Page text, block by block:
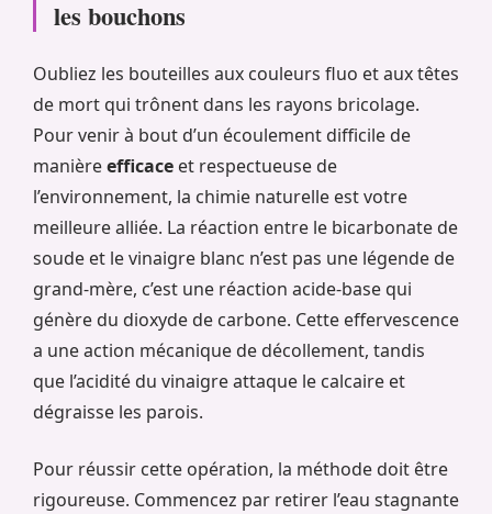
les bouchons
Oubliez les bouteilles aux couleurs fluo et aux têtes
de mort qui trônent dans les rayons bricolage.
Pour venir à bout d’un écoulement difficile de
manièreefficace et respectueuse de
l’environnement, la chimie naturelle est votre
meilleure alliée. La réaction entre le bicarbonate de
soude et le vinaigre blanc n’est pas une légende de
grand-mère, c’est une réaction acide-base qui
génère du dioxyde de carbone. Cette effervescence
a une action mécanique de décollement, tandis
que l’acidité du vinaigre attaque le calcaire et
dégraisse les parois.
Pour réussir cette opération, la méthode doit être
rigoureuse. Commencez par retirer l’eau stagnante